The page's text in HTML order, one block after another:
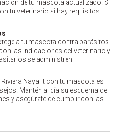
de tu mascota actualizado. Si
tu veterinario si hay requisitos
a tu mascota contra parásitos
las indicaciones del veterinario y
se administren
Nayarit con tu mascota es
Mantén al día su esquema de
y asegúrate de cumplir con las